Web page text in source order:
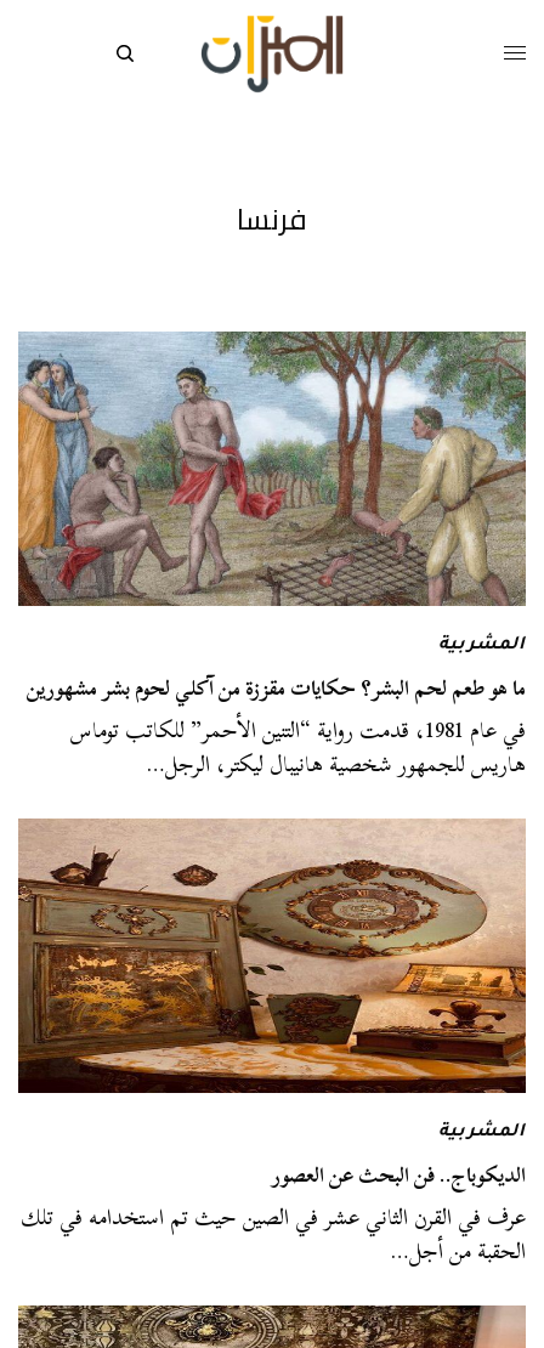
فرنسا
المشربية
ما هو طعم لحم البشر؟ حكايات مقززة من آكلي لحوم بشر مشهورين
في عام 1981، قدمت رواية “التنين الأحمر” للكاتب توماس
هاريس للجمهور شخصية هانيبال ليكتر، الرجل…
المشربية
الديكوباج.. فن البحث عن العصور
عرف في القرن الثاني عشر في الصين حيث تم استخدامه في تلك
الحقبة من أجل…